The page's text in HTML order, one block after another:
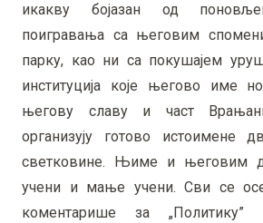
икакву бојазан од
поигравања са његовим
парку, као ни са покушајем
институција које његово име
његову славу и част
организују готово истоимене
светковине. Њиме и његовим
учени и мање учени. Сви се
коментарише за